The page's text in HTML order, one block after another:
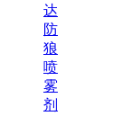
达
防
狼
喷
雾
剂